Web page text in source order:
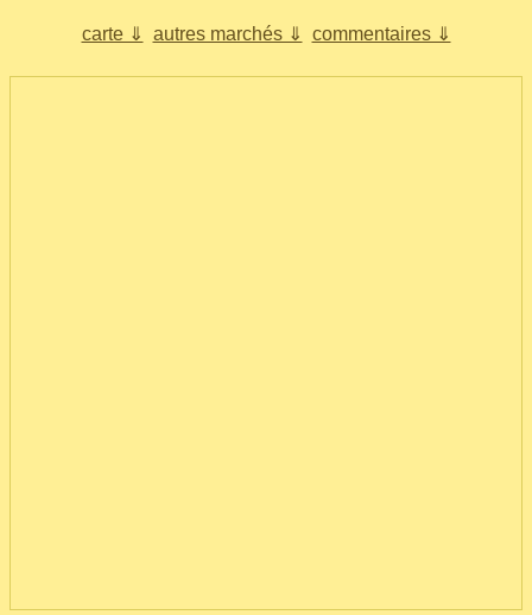
carte ⇓ autres marchés ⇓ commentaires ⇓